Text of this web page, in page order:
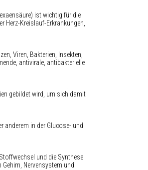
ist wichtig für die
Herz-Kreislauf-Erkrankungen,
Viren, Bakterien, Insekten,
antivirale, antibakterielle
gebildet wird, um sich damit
anderem in der Glucose- und
und die Synthese
Nervensystem und